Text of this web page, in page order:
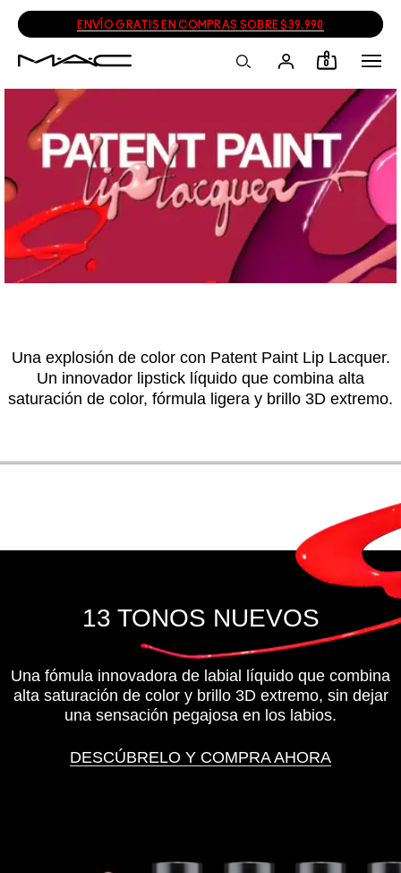
ENVÍO GRATIS EN COMPRAS SOBRE $39.990
0
Una explosión de color con Patent Paint Lip Lacquer.
Un innovador lipstick líquido que combina alta
saturación de color, fórmula ligera y brillo 3D extremo.
13 TONOS NUEVOS
Una fómula innovadora de labial líquido que combina
alta saturación de color y brillo 3D extremo, sin dejar
una sensación pegajosa en los labios.
DESCÚBRELO Y COMPRA AHORA